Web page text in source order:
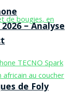
de Foly
– Analyse